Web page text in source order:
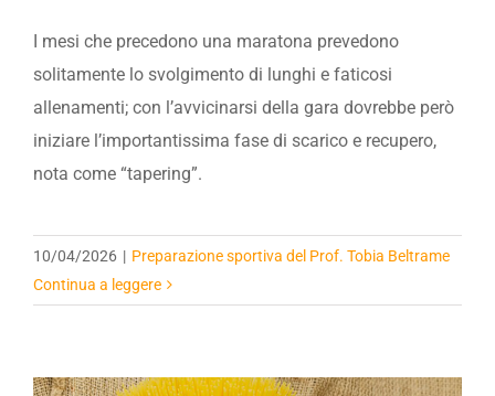
I mesi che precedono una maratona prevedono
solitamente lo svolgimento di lunghi e faticosi
allenamenti; con l’avvicinarsi della gara dovrebbe però
iniziare l’importantissima fase di scarico e recupero,
nota come “tapering”.
10/04/2026 | Preparazione sportiva del Prof. Tobia Beltrame
Continua a leggere